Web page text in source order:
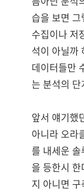
습을 보면
수집이나 저
석이 아닐까
데이터들만
는 분석의
앞서 얘기했
아니라 오라
를 내세운
을 등한시
지 아니면